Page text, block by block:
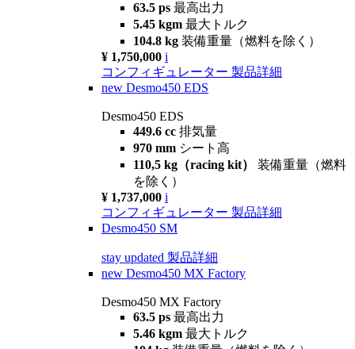
63.5 ps 最高出力
5.45 kgm 最大トルク
104.8 kg 装備重量（燃料を除く）
¥ 1,750,000 i
コンフィギュレーター 製品詳細
new Desmo450 EDS
Desmo450 EDS
449.6 cc 排気量
970 mm シート高
110,5 kg（racing kit） 装備重量（燃料
を除く）
¥ 1,737,000 i
コンフィギュレーター 製品詳細
Desmo450 SM
stay updated 製品詳細
new Desmo450 MX Factory
Desmo450 MX Factory
63.5 ps 最高出力
5.46 kgm 最大トルク